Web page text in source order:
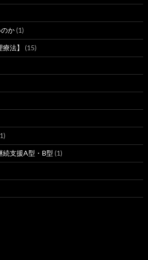
か (1)
法】 (15)
続支援A型・B型 (1)